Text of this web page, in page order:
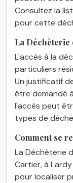
Consultez la
pour cette
La
L'accès à la
particuliers
Un justificatif
être demandé
l'accès peut
types de
Comment se
La Déchèterie
Cartier, à
pour localiser